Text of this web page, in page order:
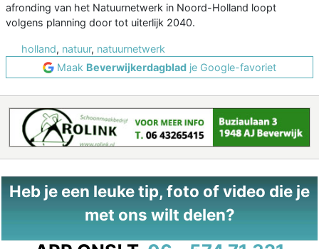
afronding van het Natuurnetwerk in Noord-Holland loopt
volgens planning door tot uiterlijk 2040.
holland, natuur, natuurnetwerk
Maak Beverwijkerdagblad je Google-favoriet
Heb je een leuke tip, foto of video die je
met ons wilt delen?